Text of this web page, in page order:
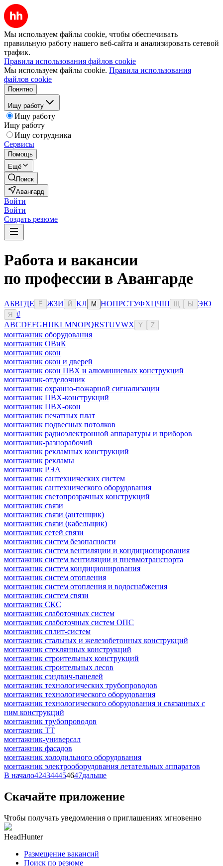
Мы используем файлы cookie, чтобы обеспечивать
правильную работу нашего веб-сайта и анализировать сетевой
трафик.
Правила использования файлов cookie
Мы используем файлы cookie. Правила использования
файлов cookie
Понятно
Ищу работу
Ищу работу
Ищу работу
Ищу сотрудника
Сервисы
Помощь
Ещё
Поиск
Авангард
Войти
Войти
Создать резюме
Работа и вакансии
по профессии в Авангарде
АБВГДЕ Ё ЖЗИ Й КЛ М НОПРСТУФХЦЧШ Ы ЭЮ
Я
#
ABCDEFGHIJKLMNOPQRSTUVWX Y Z
монтажник оборудования
монтажник ОВиК
монтажник окон
монтажник окон и дверей
монтажник окон ПВХ и алюминиевых конструкций
монтажник-отделочник
монтажник охранно-пожарной сигнализации
монтажник ПВХ-конструкций
монтажник ПВХ-окон
монтажник печатных плат
монтажник подвесных потолков
монтажник радиоэлектронной аппаратуры и приборов
монтажник-разнорабочий
монтажник рекламных конструкций
монтажник рекламы
монтажник РЭА
монтажник сантехнических систем
монтажник сантехнического оборудования
монтажник светопрозрачных конструкций
монтажник связи
монтажник связи (антенщик)
монтажник связи (кабельщик)
монтажник сетей связи
монтажник систем безопасности
монтажник систем вентиляции и кондиционирования
монтажник систем вентиляции и пневмотранспорта
монтажник систем кондиционирования
монтажник систем отопления
монтажник систем отопления и водоснабжения
монтажник систем связи
монтажник СКС
монтажник слаботочных систем
монтажник слаботочных систем ОПС
монтажник сплит-систем
монтажник стальных и железобетонных конструкций
монтажник стеклянных конструкций
монтажник строительных конструкций
монтажник строительных лесов
монтажник сэндвич-панелей
монтажник технологических трубопроводов
монтажник технологического оборудования
монтажник технологического оборудования и связанных с
ним конструкций
монтажник трубопроводов
монтажник ТТ
монтажник-универсал
монтажник фасадов
монтажник холодильного оборудования
монтажник электрооборудования летательных аппаратов
В начало424344454647дальше
Скачайте приложение
Чтобы получать уведомления о приглашениях мгновенно
HeadHunter
Размещение вакансий
Поиск по резюме